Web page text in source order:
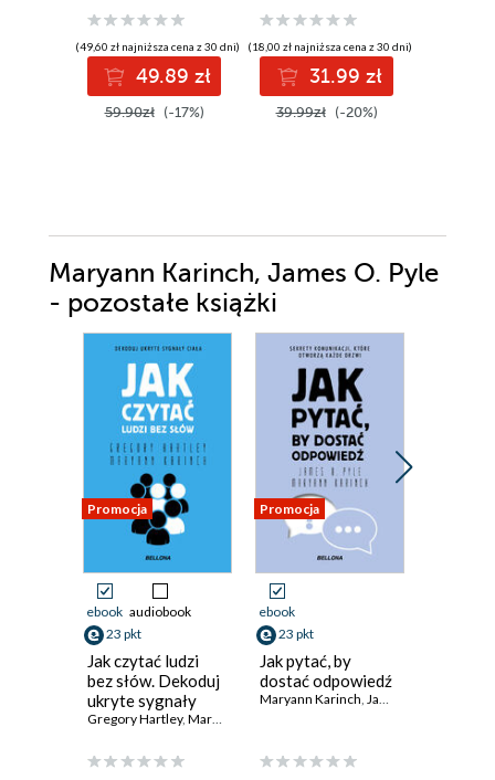
(49,60 zł najniższa cena z 30 dni)
49.89 zł
59.90zł (-17%)
(18,00 zł najniższa cena z 30 dni)
31.99 zł
39.99zł (-20%)
Maryann Karinch, James O. Pyle
- pozostałe książki
Promocja
ebook audiobook
23 pkt
Jak czytać ludzi
bez słów. Dekoduj
ukryte sygnały
ciała
Gregory Hartley, Maryann Karinch
Promocja
ebook
23 pkt
Jak pytać, by
dostać odpowiedź
Maryann Karinch James O. Pyle